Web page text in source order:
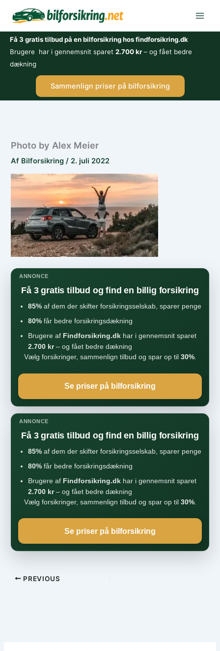
Få 3 gratis tilbud på en bilforsikring hos findforsikring.dk
Brugere har i gennemsnit sparet 2.700 kr– og fået bedre
dækning
Sammenlign priser på bilforsikring
Photo by Alex Meier
Af Bilforsikring/ 2. juli 2022
ANNONCE
Få 3 gratis tilbud og find en billig forsikring
85% af dem der skifter forsikringsselskab, sparer penge
80% får bedre forsikringsdækning
Brugere af Findforsikring.dk har i gennemsnit sparet
2.700 kr– og fået bedre dækning
Vælg forsikringer, sammenlign tilbud og spar op til 30%.
Se priser på bilforsikring
ANNONCE
Få 3 gratis tilbud og find en billig forsikring
85% af dem der skifter forsikringsselskab, sparer penge
80% får bedre forsikringsdækning
Brugere af Findforsikring.dk har i gennemsnit sparet
2.700 kr– og fået bedre dækning
Vælg forsikringer, sammenlign tilbud og spar op til 30%.
Se priser på bilforsikring
PREVIOUS